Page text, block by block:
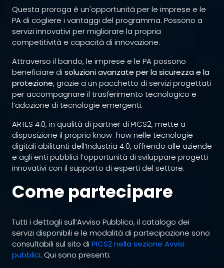
Questa proroga è un'opportunità per le imprese e le
PA di cogliere i vantaggi del programma. Possono a
servizi innovativi per migliorare la propria
competitività e capacità di innovazione.
Attraverso il bando, le imprese e le PA possono
beneficiare di soluzioni avanzate per la sicurezza e la
protezione, grazie a un pacchetto di servizi progettati
per accompagnare il trasferimento tecnologico e
l’adozione di tecnologie emergenti.
ARTES 4.0, in qualità di partner di PICS2, mette a
disposizione il proprio know-how nelle tecnologie
digitali abilitanti dell’Industria 4.0, offrendo alle aziende
e agli enti pubblici l’opportunità di sviluppare progetti
innovativi con il supporto di esperti del settore.
Come partecipare
Tutti i dettagli sull’Avviso Pubblico, il catalogo dei
servizi disponibili e le modalità di partecipazione sono
consultabili sul sito di PICS2 nella sezione Avvisi
pubblici. Qui sono presenti: